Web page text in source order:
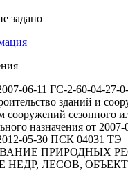
задано
06-11 ГС-2-60-04-27-
зданий и
сооружений сезонного
назначения от 2007-
05-30 ПСК 04031 ТЭ
ПРИРОДНЫХ
НЕДР, ЛЕСОВ,